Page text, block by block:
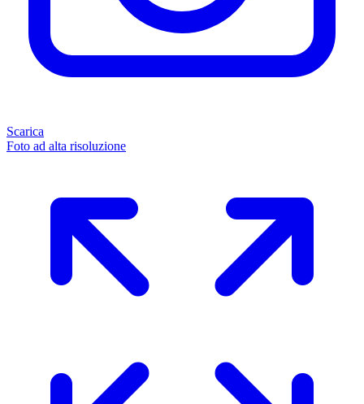
Scarica
Foto ad alta risoluzione